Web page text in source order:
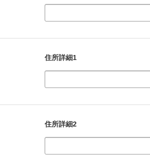
住所詳細1
住所詳細2